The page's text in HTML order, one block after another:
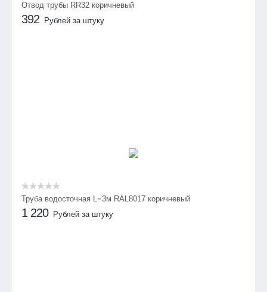
Отвод трубы RR32 коричневый
392 Рублей за штуку
Труба водосточная L=3м RAL8017 коричневый
1 220 Рублей за штуку